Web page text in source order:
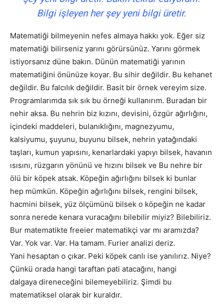
Bilgi işleyen her şey yeni bilgi üretir.
Matematiği bilmeyenin nefes almaya hakkı yok. Eğer siz
matematiği bilirseniz yarını görürsünüz. Yarını görmek
istiyorsanız düne bakın. Dünün matematiği yarının
matematiğini önünüze koyar. Bu sihir değildir. Bu kehanet
değildir. Bu falcılık değildir. Basit bir örnek vereyim size.
Programlarımda sık sık bu örneği kullanırım. Buradan bir
nehir aksa. Bu nehrin biz kızını, devisini, özgür ağırlığını,
içindeki maddeleri, bulanıklığını, magnezyumu,
kalsiyumu, şuyunu, buyunu bilsek, nehrin yatağındaki
taşları, kumun yapısını, kenarlardaki yapıyı bilsek, havanın
ısısını, rüzgarın yönünü ve hızını bilsek ve Bu nehre bir
ölü bir köpek atsak. Köpeğin ağırlığını bilsek ki bunlar
hep mümkün. Köpeğin ağırlığını bilsek, rengini bilsek,
hacmini bilsek, yüz ölçümünü bilsek o köpeğin ne kadar
sonra nerede kenara vuracağını bilebilir miyiz? Bilebiliriz.
Bur matematikte freeier matematikçi var mı aramızda?
Var. Yok var. Var. Ha tamam. Furier analizi deriz.
Yani hesaptan o çıkar. Peki köpek canlı ise yanılırız. Niye?
Çünkü orada hangi taraftan pati atacağını, hangi
dalgaya direneceğini bilemeyebiliriz. Şimdi bu
matematiksel olarak bir kuraldır.